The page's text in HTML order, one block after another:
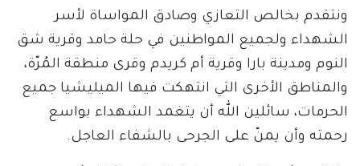
ونتقدم بخالص التعازي وصادق المواساة لأسر
الشهداء ولجميع المواطنين في حلة حامد وقرية شق
النوم ومدينة بارا وقرية أم كريدم وقرى منطقة المُرّة،
والمناطق الأخرى التي انتهكت فيها الميليشيا جميع
الحرمات، سائلين الله أن يتغمد الشهداء بواسع
رحمته وأن يمنّ على الجرحى بالشفاء العاجل.